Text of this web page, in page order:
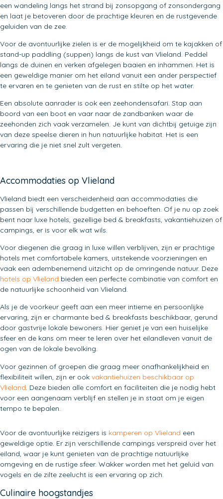
een wandeling langs het strand bij zonsopgang of zonsondergang
en laat je betoveren door de prachtige kleuren en de rustgevende
geluiden van de zee.
Voor de avontuurlijke zielen is er de mogelijkheid om te kajakken of
stand-up paddling (suppen) langs de kust van Vlieland. Peddel
langs de duinen en verken afgelegen baaien en inhammen. Het is
een geweldige manier om het eiland vanuit een ander perspectief
te ervaren en te genieten van de rust en stilte op het water.
Een absolute aanrader is ook een zeehondensafari. Stap aan
boord van een boot en vaar naar de zandbanken waar de
zeehonden zich vaak verzamelen. Je kunt van dichtbij getuige zijn
van deze speelse dieren in hun natuurlijke habitat. Het is een
ervaring die je niet snel zult vergeten.
Accommodaties op Vlieland
Vlieland biedt een verscheidenheid aan accommodaties die
passen bij verschillende budgetten en behoeften. Of je nu op zoek
bent naar luxe hotels, gezellige bed & breakfasts, vakantiehuizen of
campings, er is voor elk wat wils.
Voor diegenen die graag in luxe willen verblijven, zijn er prachtige
hotels met comfortabele kamers, uitstekende voorzieningen en
vaak een adembenemend uitzicht op de omringende natuur. Deze
hotels op Vlieland bieden een perfecte combinatie van comfort en
de natuurlijke schoonheid van Vlieland.
Als je de voorkeur geeft aan een meer intieme en persoonlijke
ervaring, zijn er charmante bed & breakfasts beschikbaar, gerund
door gastvrije lokale bewoners. Hier geniet je van een huiselijke
sfeer en de kans om meer te leren over het eilandleven vanuit de
ogen van de lokale bevolking.
Voor gezinnen of groepen die graag meer onafhankelijkheid en
flexibiliteit willen, zijn er ook vakantiehuizen beschikbaar op
Vlieland. Deze bieden alle comfort en faciliteiten die je nodig hebt
voor een aangenaam verblijf en stellen je in staat om je eigen
tempo te bepalen.
Voor de avontuurlijke reizigers is kamperen op Vlieland een
geweldige optie. Er zijn verschillende campings verspreid over het
eiland, waar je kunt genieten van de prachtige natuurlijke
omgeving en de rustige sfeer. Wakker worden met het geluid van
vogels en de zilte zeelucht is een ervaring op zich.
Culinaire hoogstandjes